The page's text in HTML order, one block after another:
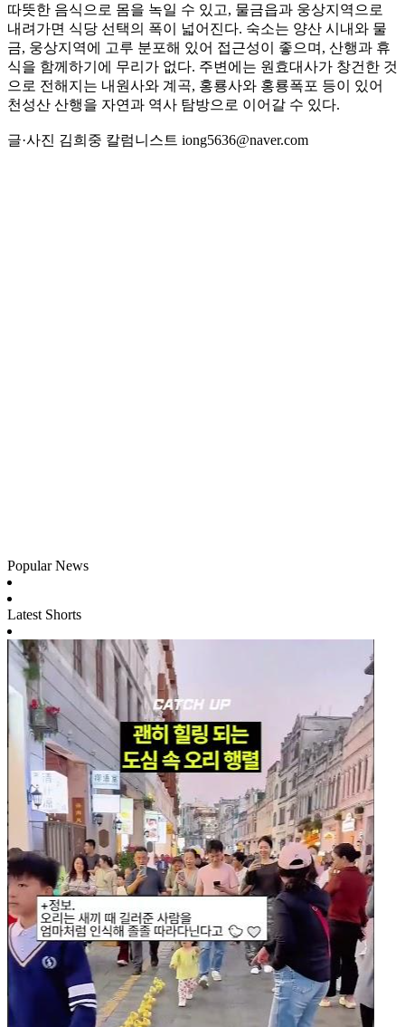
따뜻한 음식으로 몸을 녹일 수 있고, 물금읍과 웅상지역으로
내려가면 식당 선택의 폭이 넓어진다. 숙소는 양산 시내와 물
금, 웅상지역에 고루 분포해 있어 접근성이 좋으며, 산행과 휴
식을 함께하기에 무리가 없다. 주변에는 원효대사가 창건한 것
으로 전해지는 내원사와 계곡, 홍룡사와 홍룡폭포 등이 있어
천성산 산행을 자연과 역사 탐방으로 이어갈 수 있다.
글·사진 김희중 칼럼니스트 iong5636@naver.com
Popular News
Latest Shorts